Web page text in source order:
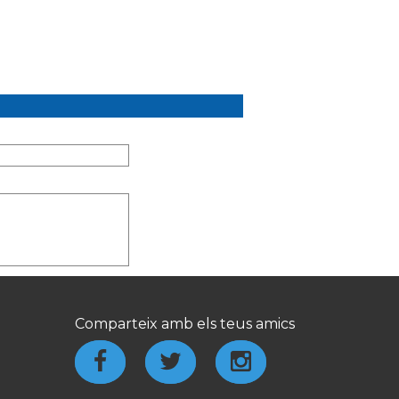
Comparteix amb els teus amics